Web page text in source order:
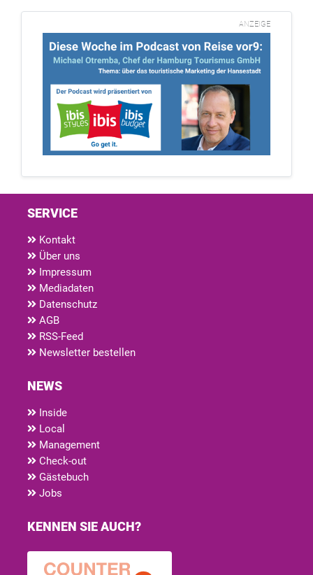
ANZEIGE
SERVICE
Kontakt
Über uns
Impressum
Mediadaten
Datenschutz
AGB
RSS-Feed
Newsletter bestellen
NEWS
Inside
Local
Management
Check-out
Gästebuch
Jobs
KENNEN SIE AUCH?